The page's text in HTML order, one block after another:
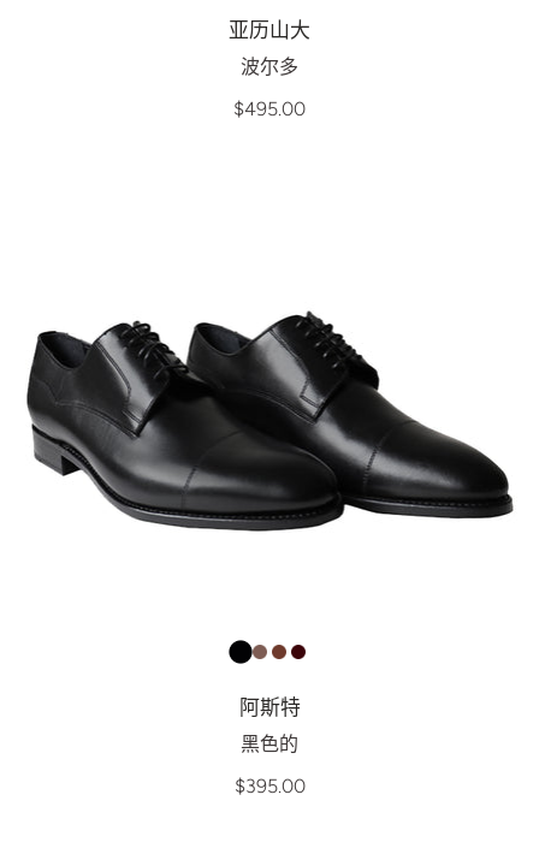
亚历山大
波尔多
$495.00
阿斯特
黑色的
$395.00